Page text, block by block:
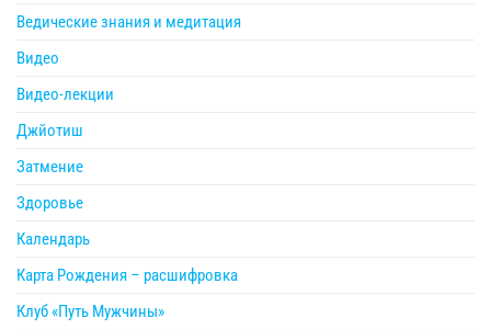
Ведические знания и медитация
Видео
Видео-лекции
Джйотиш
Затмение
Здоровье
Календарь
Карта Рождения – расшифровка
Клуб «Путь Мужчины»